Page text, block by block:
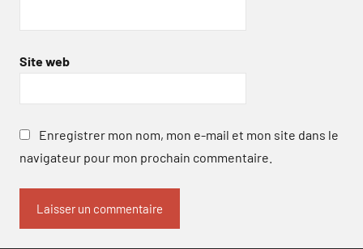
Site web
Enregistrer mon nom, mon e-mail et mon site dans le
navigateur pour mon prochain commentaire.